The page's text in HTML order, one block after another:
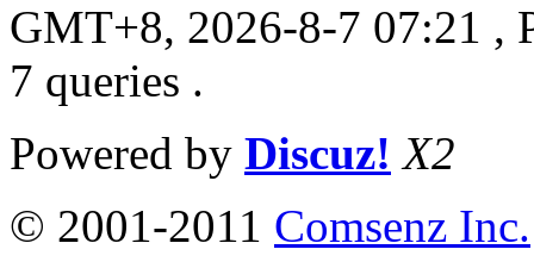
GMT+8, 2026-8-7 07:21 ,
7 queries .
Powered by Discuz! X2
© 2001-2011 Comsenz Inc.